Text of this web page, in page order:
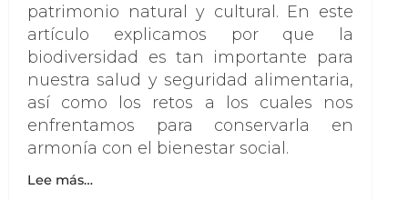
patrimonio natural y cultural. En este
artículo explicamos por que la
biodiversidad es tan importante para
nuestra salud y seguridad alimentaria,
así como los retos a los cuales nos
enfrentamos para conservarla en
armonía con el bienestar social.
Lee más…